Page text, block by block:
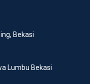
Bekasi
Lumbu Bekasi